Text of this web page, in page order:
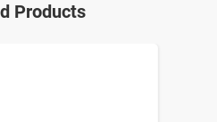
Products